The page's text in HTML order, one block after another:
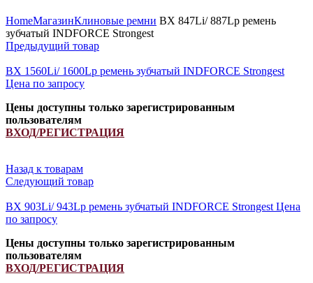
HomeМагазинКлиновые ремни BX 847Li/ 887Lp ремень
зубчатый INDFORCE Strongest
Предыдущий товар
BX 1560Li/ 1600Lp ремень зубчатый INDFORCE Strongest
Цена по запросу
Цены доступны только зарегистрированным
пользователям
ВХОД/РЕГИСТРАЦИЯ
Назад к товарам
Следующий товар
BX 903Li/ 943Lp ремень зубчатый INDFORCE Strongest Цена
по запросу
Цены доступны только зарегистрированным
пользователям
ВХОД/РЕГИСТРАЦИЯ